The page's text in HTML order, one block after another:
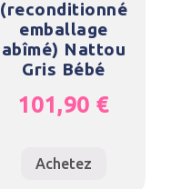
(reconditionné
emballage
abîmé) Nattou
Gris Bébé
101,90 €
Achetez